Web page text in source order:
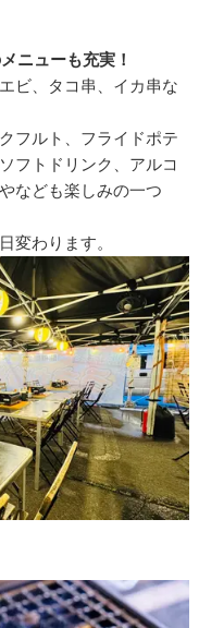
ニューも充実！
ビ、タコ串、イカ串な
フルト、フライドポテ
フトドリンク、アルコ
なども楽しみの一つ
変わります。